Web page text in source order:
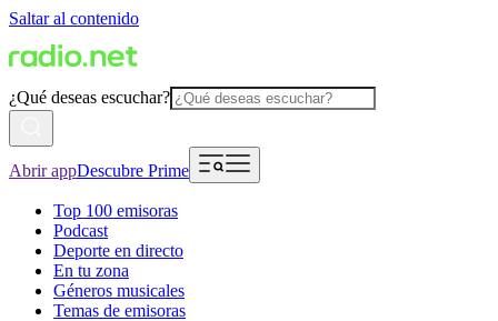
Saltar al contenido
¿Qué deseas escuchar?
Abrir appDescubre Prime
Top 100 emisoras
Podcast
Deporte en directo
En tu zona
Géneros musicales
Temas de emisoras